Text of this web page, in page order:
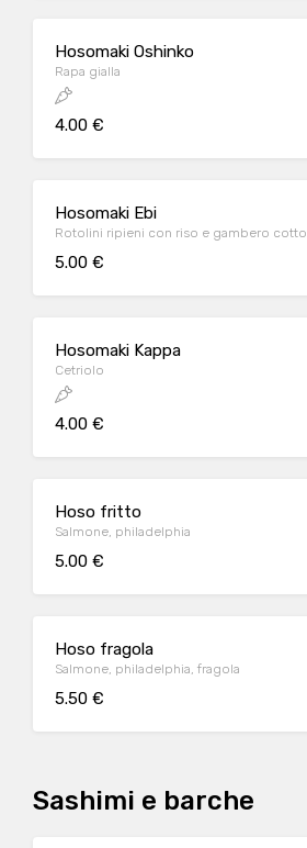
Hosomaki Oshinko
Rapa gialla
4.00 €
Hosomaki Ebi
Rotolini ripieni con riso e gambero cotto
5.00 €
Hosomaki Kappa
Cetriolo
4.00 €
Hoso fritto
Salmone, philadelphia
5.00 €
Hoso fragola
Salmone, philadelphia, fragola
5.50 €
Sashimi e barche